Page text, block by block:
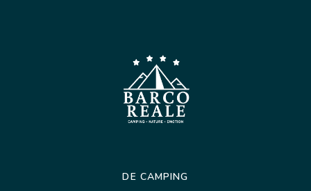
DE CAMPING